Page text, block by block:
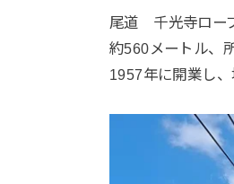
尾道 千光寺ロー
約560メートル、
1957年に開業し、